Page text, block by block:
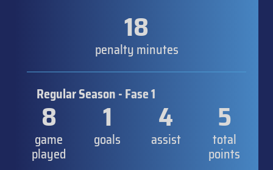
18
penalty minutes
Regular Season - Fase 1
8
game
played
1
goals
4
assist
5
total
points